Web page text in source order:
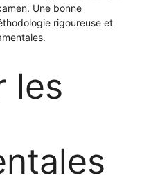
Une bonne
rigoureuse et
les